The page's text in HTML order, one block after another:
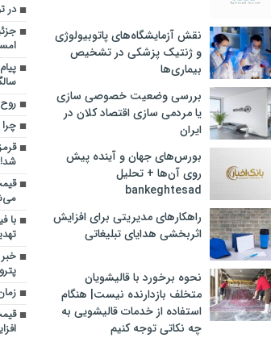
نقش آزمایشگاه‌های پاتوبیولوژی
و ژنتیک پزشکی در تشخیص
بیماری‌ها
بررسی وضعیت خصوصی سازی
یا مردمی سازی اقتصاد کلان در
ایران
بورس‌های جهان و آینده پیش
روی آن‌ها + تحلیل
bankeghtesad
راهکارهای مدیریتی برای افزایش
اثربخشی هدایای تبلیغاتی
نحوه برخورد با قالیشویان
متخلف بازدارنده نیست| هنگام
استفاده از خدمات قالیشویی به
چه نکاتی توجه کنیم
در
شد!
با